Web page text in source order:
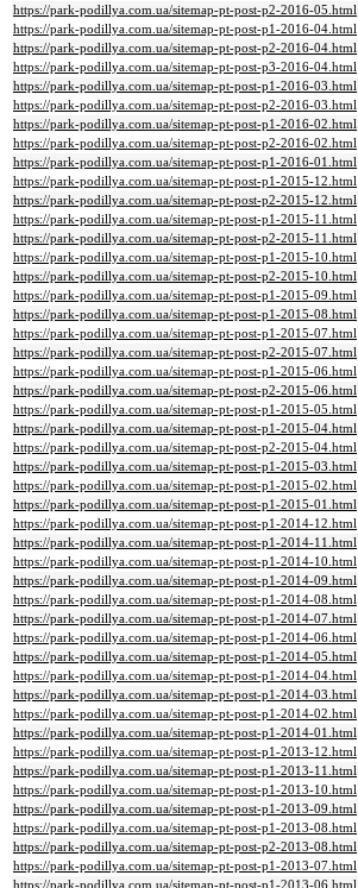
https://park-podillya.com.ua/sitemap-pt-post-p2-2016-05.html
https://park-podillya.com.ua/sitemap-pt-post-p1-2016-04.html
https://park-podillya.com.ua/sitemap-pt-post-p2-2016-04.html
https://park-podillya.com.ua/sitemap-pt-post-p3-2016-04.html
https://park-podillya.com.ua/sitemap-pt-post-p1-2016-03.html
https://park-podillya.com.ua/sitemap-pt-post-p2-2016-03.html
https://park-podillya.com.ua/sitemap-pt-post-p1-2016-02.html
https://park-podillya.com.ua/sitemap-pt-post-p2-2016-02.html
https://park-podillya.com.ua/sitemap-pt-post-p1-2016-01.html
https://park-podillya.com.ua/sitemap-pt-post-p1-2015-12.html
https://park-podillya.com.ua/sitemap-pt-post-p2-2015-12.html
https://park-podillya.com.ua/sitemap-pt-post-p1-2015-11.html
https://park-podillya.com.ua/sitemap-pt-post-p2-2015-11.html
https://park-podillya.com.ua/sitemap-pt-post-p1-2015-10.html
https://park-podillya.com.ua/sitemap-pt-post-p2-2015-10.html
https://park-podillya.com.ua/sitemap-pt-post-p1-2015-09.html
https://park-podillya.com.ua/sitemap-pt-post-p1-2015-08.html
https://park-podillya.com.ua/sitemap-pt-post-p1-2015-07.html
https://park-podillya.com.ua/sitemap-pt-post-p2-2015-07.html
https://park-podillya.com.ua/sitemap-pt-post-p1-2015-06.html
https://park-podillya.com.ua/sitemap-pt-post-p2-2015-06.html
https://park-podillya.com.ua/sitemap-pt-post-p1-2015-05.html
https://park-podillya.com.ua/sitemap-pt-post-p1-2015-04.html
https://park-podillya.com.ua/sitemap-pt-post-p2-2015-04.html
https://park-podillya.com.ua/sitemap-pt-post-p1-2015-03.html
https://park-podillya.com.ua/sitemap-pt-post-p1-2015-02.html
https://park-podillya.com.ua/sitemap-pt-post-p1-2015-01.html
https://park-podillya.com.ua/sitemap-pt-post-p1-2014-12.html
https://park-podillya.com.ua/sitemap-pt-post-p1-2014-11.html
https://park-podillya.com.ua/sitemap-pt-post-p1-2014-10.html
https://park-podillya.com.ua/sitemap-pt-post-p1-2014-09.html
https://park-podillya.com.ua/sitemap-pt-post-p1-2014-08.html
https://park-podillya.com.ua/sitemap-pt-post-p1-2014-07.html
https://park-podillya.com.ua/sitemap-pt-post-p1-2014-06.html
https://park-podillya.com.ua/sitemap-pt-post-p1-2014-05.html
https://park-podillya.com.ua/sitemap-pt-post-p1-2014-04.html
https://park-podillya.com.ua/sitemap-pt-post-p1-2014-03.html
https://park-podillya.com.ua/sitemap-pt-post-p1-2014-02.html
https://park-podillya.com.ua/sitemap-pt-post-p1-2014-01.html
https://park-podillya.com.ua/sitemap-pt-post-p1-2013-12.html
https://park-podillya.com.ua/sitemap-pt-post-p1-2013-11.html
https://park-podillya.com.ua/sitemap-pt-post-p1-2013-10.html
https://park-podillya.com.ua/sitemap-pt-post-p1-2013-09.html
https://park-podillya.com.ua/sitemap-pt-post-p1-2013-08.html
https://park-podillya.com.ua/sitemap-pt-post-p2-2013-08.html
https://park-podillya.com.ua/sitemap-pt-post-p1-2013-07.html
https://park-podillya.com.ua/sitemap-pt-post-p1-2013-06.html